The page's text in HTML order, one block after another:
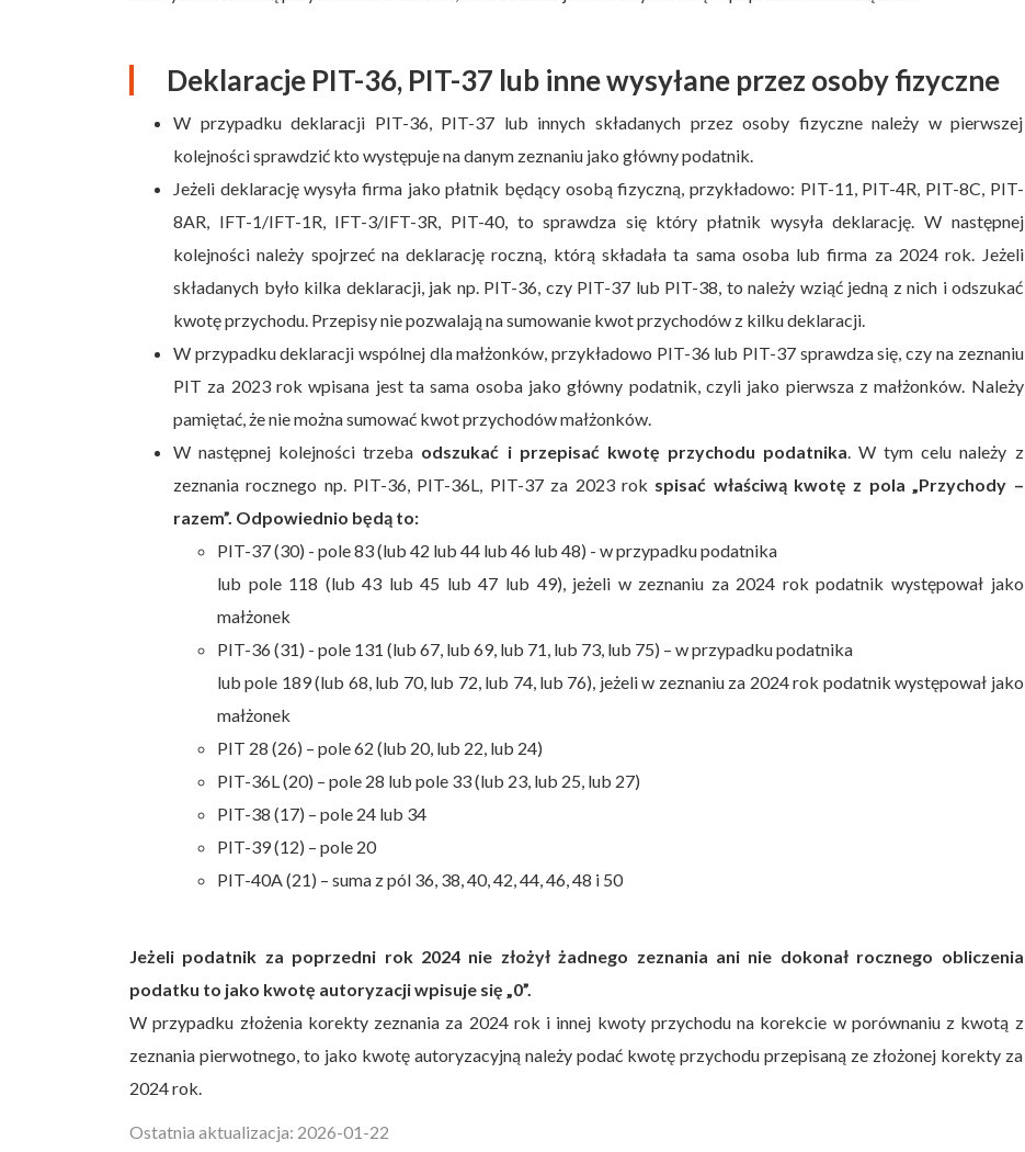
Deklaracje PIT-36, PIT-37 lub inne wysyłane przez osoby fizyczne
W przypadku deklaracji PIT-36, PIT-37 lub innych składanych przez osoby fizyczne należy w pierwszej
kolejności sprawdzić kto występuje na danym zeznaniu jako główny podatnik.
Jeżeli deklarację wysyła firma jako płatnik będący osobą fizyczną, przykładowo: PIT-11, PIT-4R, PIT-8C, PIT-
8AR, IFT-1/IFT-1R, IFT-3/IFT-3R, PIT-40, to sprawdza się który płatnik wysyła deklarację. W następnej
kolejności należy spojrzeć na deklarację roczną, którą składała ta sama osoba lub firma za 2024 rok. Jeżeli
składanych było kilka deklaracji, jak np. PIT-36, czy PIT-37 lub PIT-38, to należy wziąć jedną z nich i odszukać
kwotę przychodu. Przepisy nie pozwalają na sumowanie kwot przychodów z kilku deklaracji.
W przypadku deklaracji wspólnej dla małżonków, przykładowo PIT-36 lub PIT-37 sprawdza się, czy na zeznaniu
PIT za 2023 rok wpisana jest ta sama osoba jako główny podatnik, czyli jako pierwsza z małżonków. Należy
pamiętać, że nie można sumować kwot przychodów małżonków.
W następnej kolejności trzeba odszukać i przepisać kwotę przychodu podatnika. W tym celu należy z
zeznania rocznego np. PIT-36, PIT-36L, PIT-37 za 2023 rok spisać właściwą kwotę z pola „Przychody –
razem”. Odpowiednio będą to:
PIT-37 (30) - pole 83 (lub 42 lub 44 lub 46 lub 48) - w przypadku podatnika
lub pole 118 (lub 43 lub 45 lub 47 lub 49), jeżeli w zeznaniu za 2024 rok podatnik występował jako
małżonek
PIT-36 (31) - pole 131 (lub 67, lub 69, lub 71, lub 73, lub 75) – w przypadku podatnika
lub pole 189 (lub 68, lub 70, lub 72, lub 74, lub 76), jeżeli w zeznaniu za 2024 rok podatnik występował jako
małżonek
PIT 28 (26) – pole 62 (lub 20, lub 22, lub 24)
PIT-36L (20) – pole 28 lub pole 33 (lub 23, lub 25, lub 27)
PIT-38 (17) – pole 24 lub 34
PIT-39 (12) – pole 20
PIT-40A (21) – suma z pól 36, 38, 40, 42, 44, 46, 48 i 50
Jeżeli podatnik za poprzedni rok 2024 nie złożył żadnego zeznania ani nie dokonał rocznego obliczenia
podatku to jako kwotę autoryzacji wpisuje się „0”.
W przypadku złożenia korekty zeznania za 2024 rok i innej kwoty przychodu na korekcie w porównaniu z kwotą z
zeznania pierwotnego, to jako kwotę autoryzacyjną należy podać kwotę przychodu przepisaną ze złożonej korekty za
2024 rok.
Ostatnia aktualizacja: 2026-01-22